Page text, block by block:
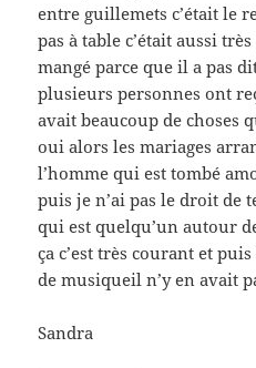
entre guillemets c’était le
pas à table c’était aussi
mangé parce que il a pas
plusieurs personnes ont
avait beaucoup de choses
oui alors les mariages
l’homme qui est tombé
puis je n’ai pas le droit de
qui est quelqu’un autour
ça c’est très courant et
de musiqueil n’y en avait
Sandra